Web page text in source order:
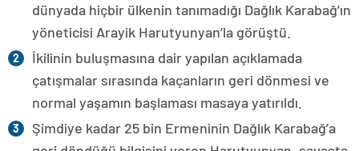
dünyada hiçbir ülkenin tanımadığı Dağlık Karabağ’ın
yöneticisi Arayik Harutyunyan’la görüştü.
İkilinin buluşmasına dair yapılan açıklamada
çatışmalar sırasında kaçanların geri dönmesi ve
normal yaşamın başlaması masaya yatırıldı.
Şimdiye kadar 25 bin Ermeninin Dağlık Karabağ’a